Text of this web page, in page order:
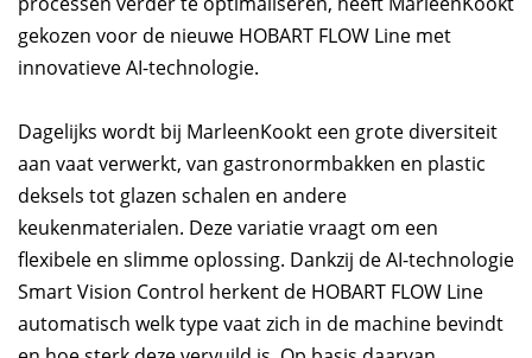
gekozen voor de nieuwe HOBART FLOW Line met
innovatieve AI-technologie.
Dagelijks wordt bij MarleenKookt een grote diversiteit
aan vaat verwerkt, van gastronormbakken en plastic
deksels tot glazen schalen en andere
keukenmaterialen. Deze variatie vraagt om een
flexibele en slimme oplossing. Dankzij de AI-technologie
Smart Vision Control herkent de HOBART FLOW Line
automatisch welk type vaat zich in de machine bevindt